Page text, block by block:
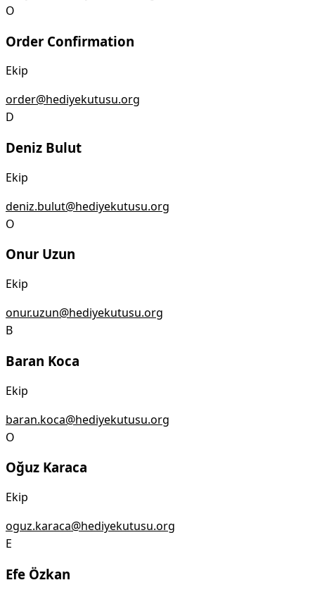
O
Order Confirmation
Ekip
order@hediyekutusu.org
D
Deniz Bulut
Ekip
deniz.bulut@hediyekutusu.org
O
Onur Uzun
Ekip
onur.uzun@hediyekutusu.org
B
Baran Koca
Ekip
baran.koca@hediyekutusu.org
O
Oğuz Karaca
Ekip
oguz.karaca@hediyekutusu.org
E
Efe Özkan